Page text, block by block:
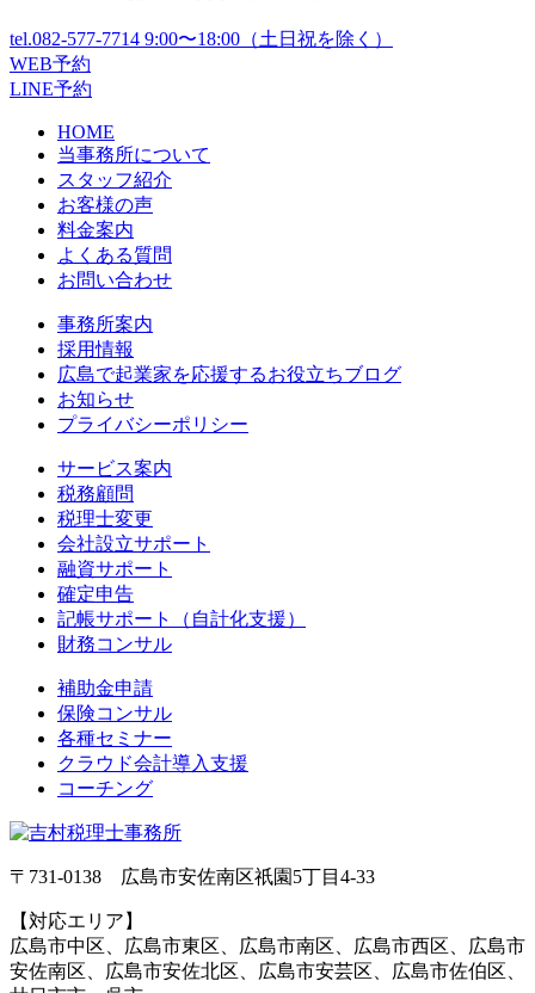
tel.082-577-7714 9:00〜18:00（土日祝を除く）
WEB予約
LINE予約
HOME
当事務所について
スタッフ紹介
お客様の声
料金案内
よくある質問
お問い合わせ
事務所案内
採用情報
広島で起業家を応援するお役立ちブログ
お知らせ
プライバシーポリシー
サービス案内
税務顧問
税理士変更
会社設立サポート
融資サポート
確定申告
記帳サポート（自計化支援）
財務コンサル
補助金申請
保険コンサル
各種セミナー
クラウド会計導入支援
コーチング
〒731-0138 広島市安佐南区祇園5丁目4‐33
【対応エリア】
広島市中区、広島市東区、広島市南区、広島市西区、広島市
安佐南区、広島市安佐北区、広島市安芸区、広島市佐伯区、